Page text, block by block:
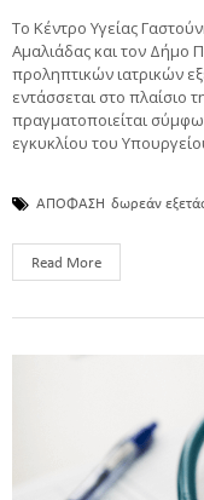
Το Κέντρο Υγείας
Αμαλιάδας και τον Δήμο
προληπτικών ιατρικών
εντάσσεται στο πλαίσιο
πραγματοποιείται
εγκυκλίου του
ΑΠΟΦΑΣΗ δωρεάν
Read More